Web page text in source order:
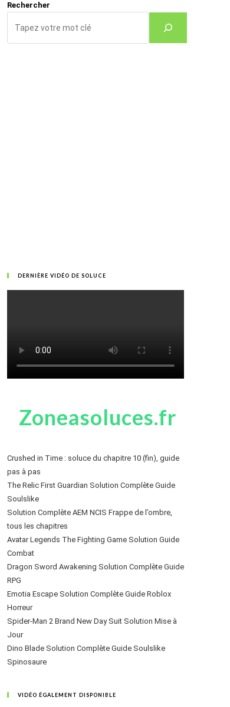
Rechercher
DERNIÈRE VIDÉO DE SOLUCE
Zoneasoluces.fr
Crushed in Time : soluce du chapitre 10 (fin), guide
pas à pas
The Relic First Guardian Solution Complète Guide
Soulslike
Solution Complète AEM NCIS Frappe de l’ombre,
tous les chapitres
Avatar Legends The Fighting Game Solution Guide
Combat
Dragon Sword Awakening Solution Complète Guide
RPG
Emotia Escape Solution Complète Guide Roblox
Horreur
Spider-Man 2 Brand New Day Suit Solution Mise à
Jour
Dino Blade Solution Complète Guide Soulslike
Spinosaure
VIDÉO ÉGALEMENT DISPONIBLE